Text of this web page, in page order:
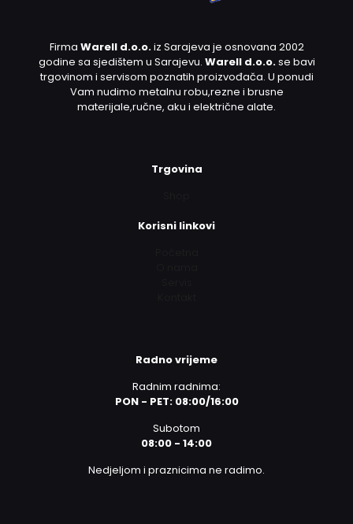
Firma Warell d.o.o.iz Sarajeva je osnovana 2002
godine sa sjedištem u Sarajevu. Warell d.o.o.se bavi
trgovinom i servisom poznatih proizvođača. U ponudi
Vam nudimo metalnu robu,rezne i brusne
materijale,ručne, aku i električne alate.
Trgovina
Korisni linkovi
Radno vrijeme
Radnim radnima:
PON - PET: 08:00/16:00
Subotom
08:00 - 14:00
Nedjeljom i praznicima ne radimo.